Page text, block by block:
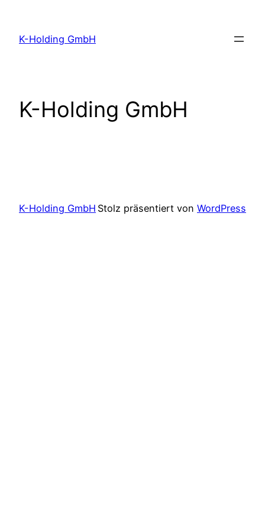
springen
K-Holding GmbH
K-Holding GmbH
K-Holding GmbH Stolz präsentiert von WordPress